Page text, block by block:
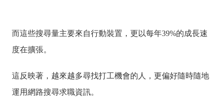
而這些搜尋量主要來自行動裝置，更以每年39%的成長速
度在擴張。
這反映著，越來越多尋找打工機會的人，更偏好隨時隨地
運用網路搜尋求職資訊。